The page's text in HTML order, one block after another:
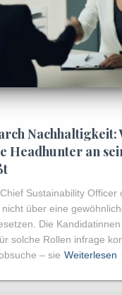
Nachhaltigkeit:
Headhunter an
Sustainability Officer
über eine
Die
solche Rollen infrage
– sie Weiterlesen